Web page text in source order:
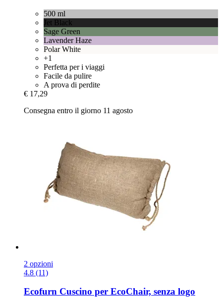
500 ml
Jet Black
Sage Green
Lavender Haze
Polar White
+1
Perfetta per i viaggi
Facile da pulire
A prova di perdite
€ 17,29
Consegna entro il giorno 11 agosto
2 opzioni
4.8 (11)
Ecofurn Cuscino per EcoChair, senza logo